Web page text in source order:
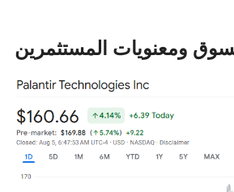
ومعنويات المستثمرين